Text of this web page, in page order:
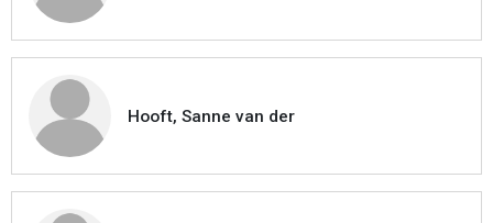
Hooft, Sanne van der